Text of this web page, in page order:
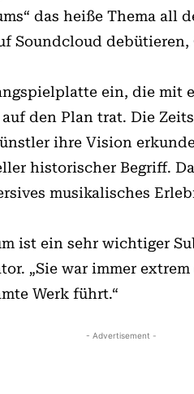
das heiße Thema
Soundcloud
ein, die mit
den Plan trat. Die
ihre Vision
historischer Begriff.
musikalisches
ist ein sehr wichtiger
„Sie war immer
Werk führt.“
- Advertisement -